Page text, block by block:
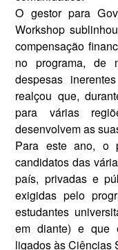
O gestor para
Workshop
compensação
no programa, de
despesas
realçou que,
para várias
desenvolvem as
Para este ano, o
candidatos das
país, privadas e
exigidas pelo
estudantes
em dian­te) e que
ligados às Ciências